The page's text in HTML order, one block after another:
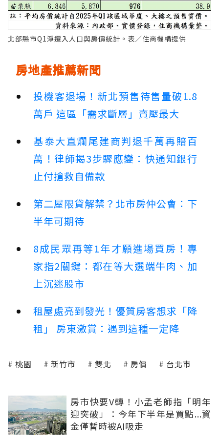
北部縣市Q1淨遷入人口與房價統計。表／住商機構提供
房地產推薦新聞
投機客退場！新北預售待售量破1.8
萬戶 這區「需求斷層」賣壓最大
基泰大直爛尾建商判退千萬再賠百
萬！律師揭3步驟應變：快通知銀行
止付搶救自備款
第二屋限貸解禁？北市房仲公會：下
半年可期待
8成民眾再等1年才願進場買房！專
家指2關鍵：都在等大選端牛肉、加
上沉迷股市
租屋處亮到發光！優質房客想求「降
租」 房東激賞：遇到這種一定降
桃園 新竹市 雙北 房價 台北市
房市快要V轉！小孟老師指「明年
迎突破」：今年下半年是買點...資
金僅暫時被AI吸走